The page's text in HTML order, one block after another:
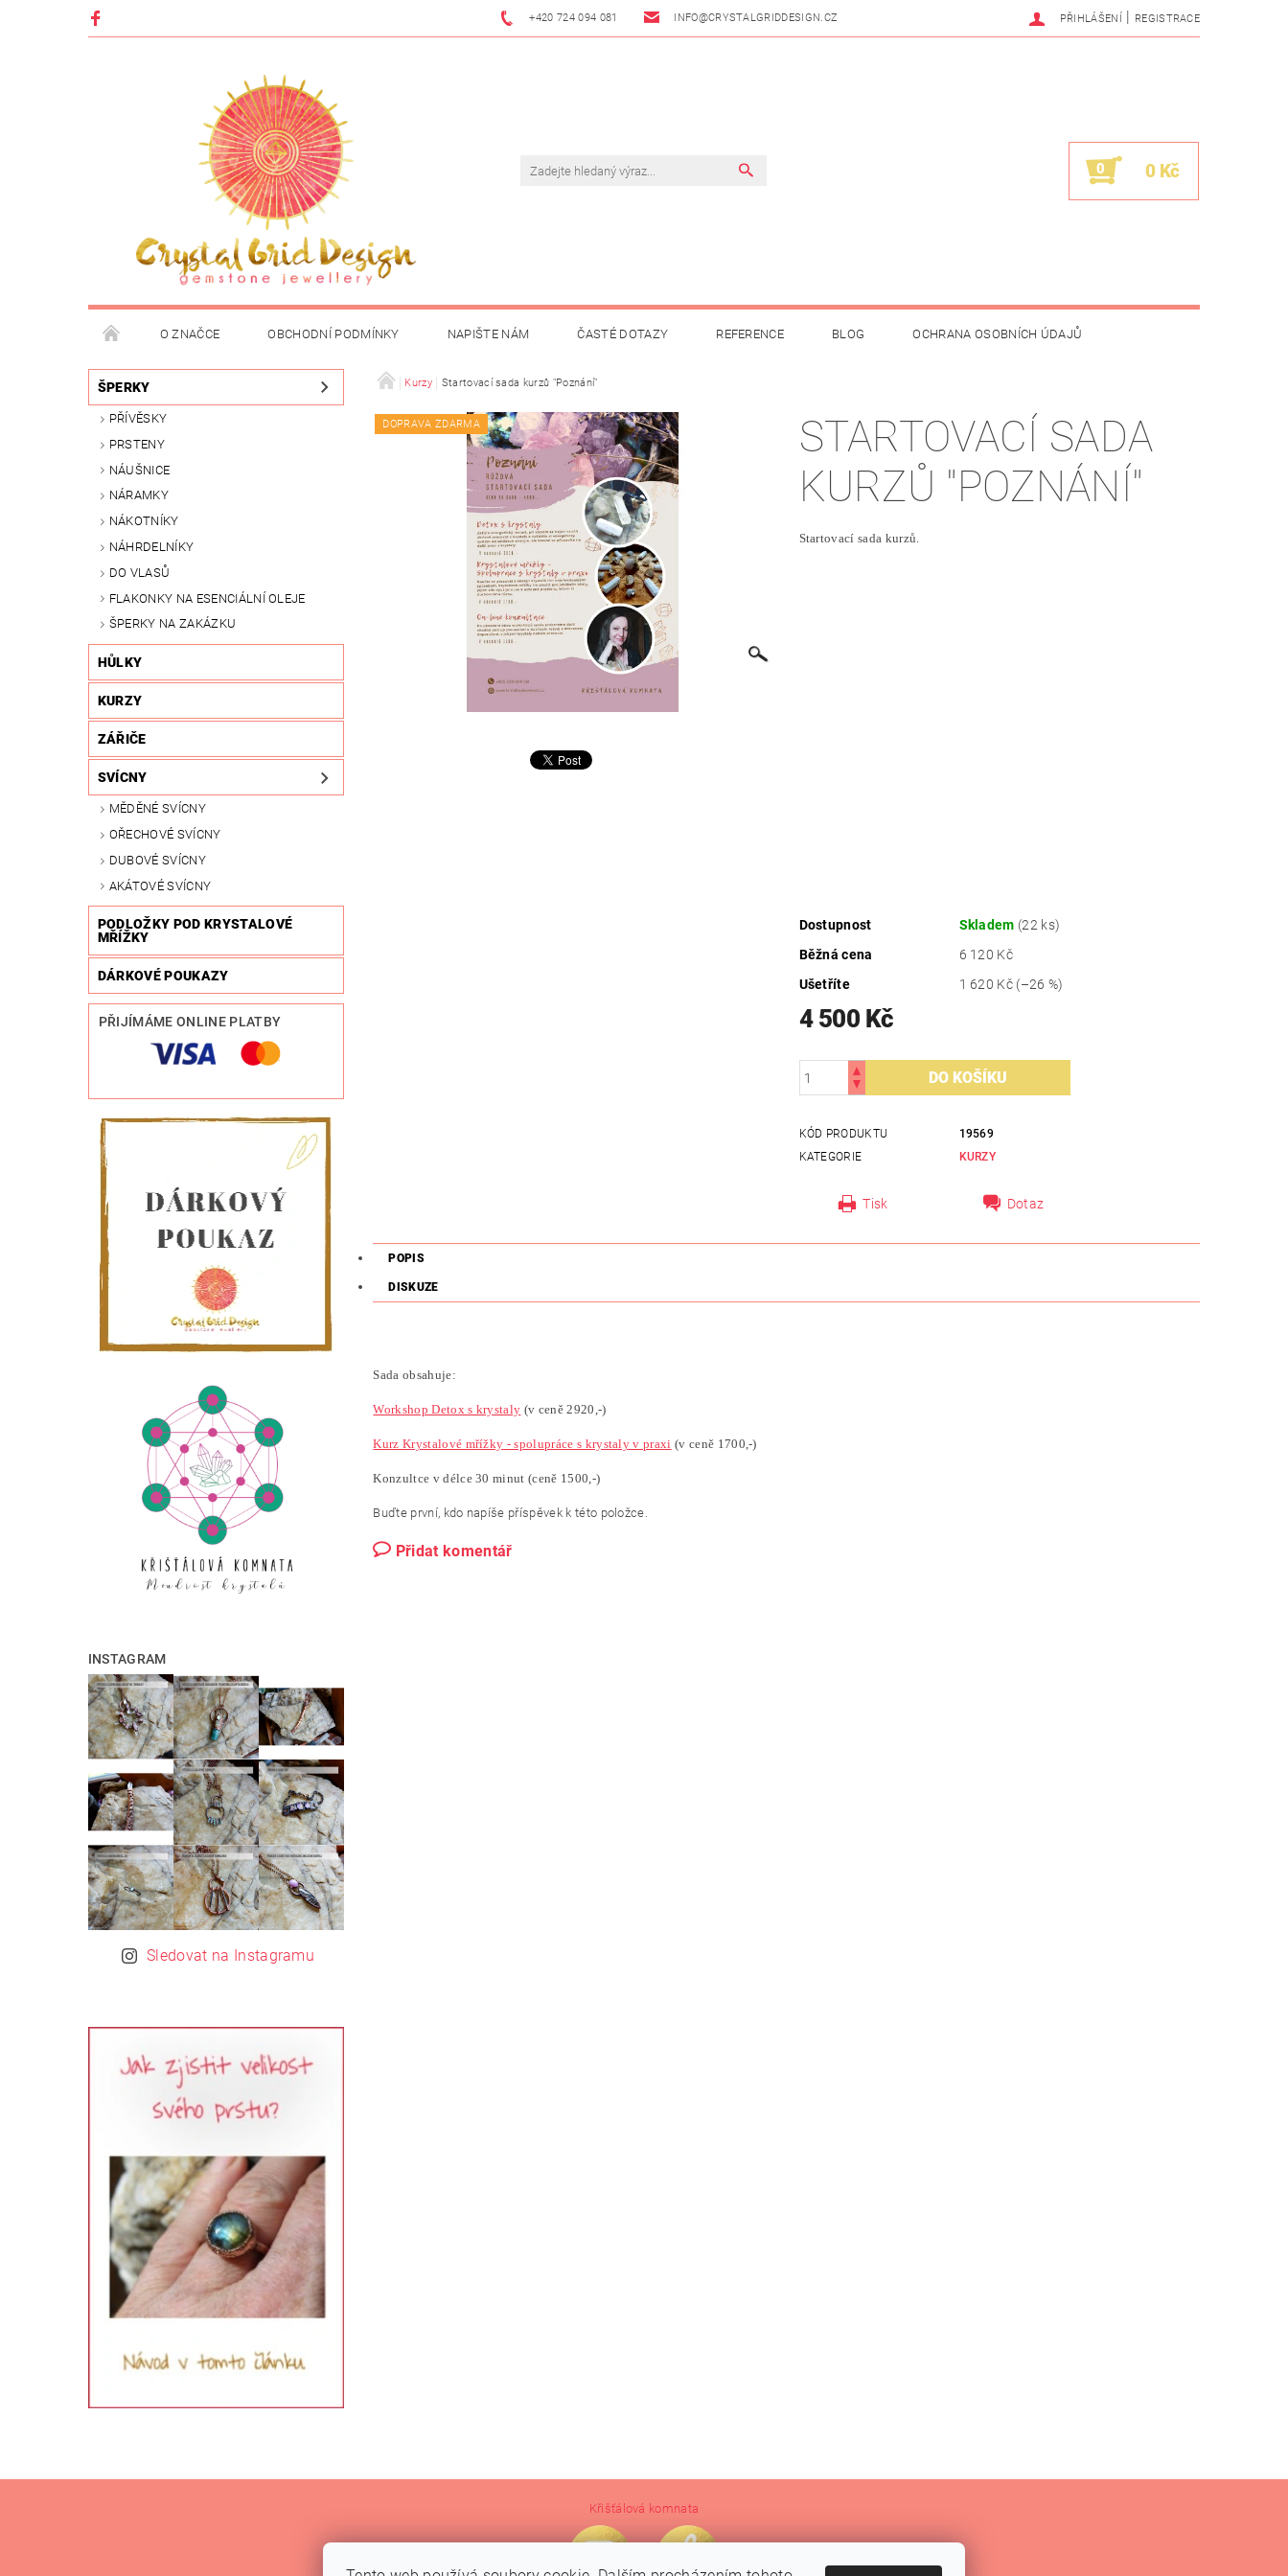
+420 724 094 081 INFO@CRYSTALGRIDDESIGN.CZ PŘIHLÁŠENÍ | REGISTRACE
0 0 Kč
O ZNAČCE OBCHODNÍ PODMÍNKY NAPIŠTE NÁM ČASTÉ DOTAZY REFERENCE BLOG OCHRANA OSOBNÍCH ÚDAJŮ
ŠPERKY
PŘÍVĚSKY
PRSTENY
NÁUŠNICE
NÁRAMKY
NÁKOTNÍKY
NÁHRDELNÍKY
DO VLASŮ
FLAKONKY NA ESENCIÁLNÍ OLEJE
ŠPERKY NA ZAKÁZKU
HŮLKY
KURZY
ZÁŘIČE
SVÍCNY
MĚDĚNÉ SVÍCNY
OŘECHOVÉ SVÍCNY
DUBOVÉ SVÍCNY
AKÁTOVÉ SVÍCNY
PODLOŽKY POD KRYSTALOVÉ
MŘÍŽKY
DÁRKOVÉ POUKAZY
PŘIJÍMÁME ONLINE PLATBY
INSTAGRAM
Sledovat na Instagramu
Kurzy Startovací sada kurzů "Poznání"
DOPRAVA ZDARMA
STARTOVACÍ SADA
KURZŮ "POZNÁNÍ"
Startovací sada kurzů.
Dostupnost Skladem (22 ks)
Běžná cena
6 120 Kč
Ušetříte
1 620 Kč (–26 %)
4 500 Kč
KÓD PRODUKTU
19569
KATEGORIE
KURZY
Tisk Dotaz
POPIS
DISKUZE
Sada obsahuje:
Workshop Detox s krystaly (v ceně 2920,-)
Kurz Krystalové mřížky - spolupráce s krystaly v praxi (v ceně 1700,-)
Konzultce v délce 30 minut (ceně 1500,-)
Buďte první, kdo napíše příspěvek k této položce.
Přidat komentář
Křišťálová komnata